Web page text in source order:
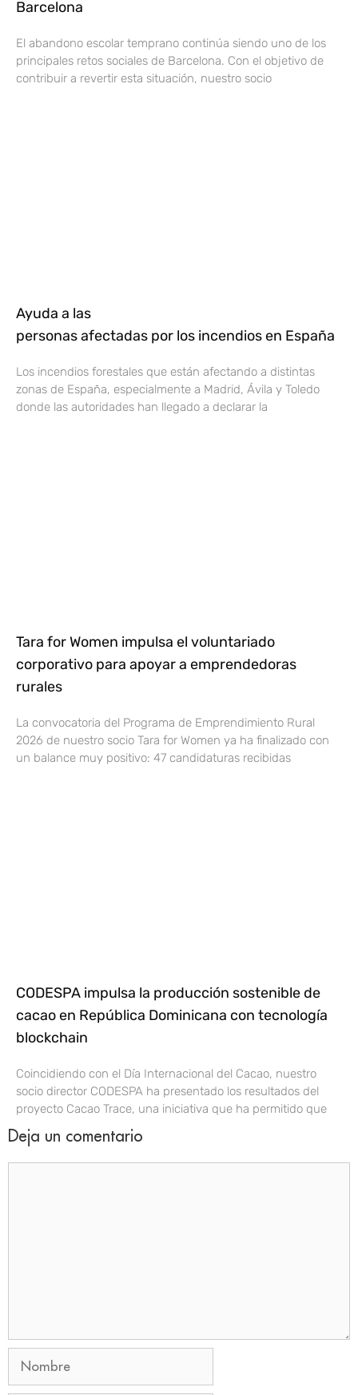
Barcelona
El abandono escolar temprano continúa siendo uno de los
principales retos sociales de Barcelona. Con el objetivo de
contribuir a revertir esta situación, nuestro socio
Ayuda a las
personas afectadas por los incendios en España
Los incendios forestales que están afectando a distintas
zonas de España, especialmente a Madrid, Ávila y Toledo
donde las autoridades han llegado a declarar la
Tara for Women impulsa el voluntariado
corporativo para apoyar a emprendedoras
rurales
La convocatoria del Programa de Emprendimiento Rural
2026 de nuestro socio Tara for Women ya ha finalizado con
un balance muy positivo: 47 candidaturas recibidas
CODESPA impulsa la producción sostenible de
cacao en República Dominicana con tecnología
blockchain
Coincidiendo con el Día Internacional del Cacao, nuestro
socio director CODESPA ha presentado los resultados del
proyecto Cacao Trace, una iniciativa que ha permitido que
Deja un comentario